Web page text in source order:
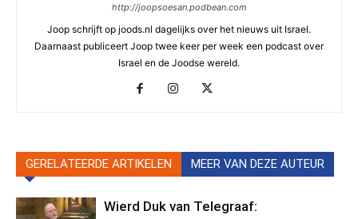
http://joopsoesan.podbean.com
Joop schrijft op joods.nl dagelijks over het nieuws uit Israel.
Daarnaast publiceert Joop twee keer per week een podcast over
Israel en de Joodse wereld.
GERELATEERDE ARTIKELEN MEER VAN DEZE AUTEUR
Wierd Duk van Telegraaf: